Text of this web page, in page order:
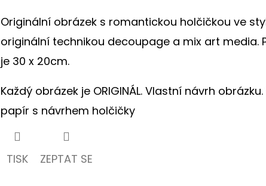
z
5
hvězdiček.
Originální obrázek s romantickou holčičkou ve
originální technikou decoupage a mix art media.
je 30 x 20cm.
Každý obrázek je ORIGINÁL. Vlastní návrh
papír s návrhem holčičky
TISK ZEPTAT SE